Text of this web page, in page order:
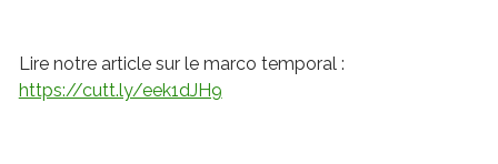
Lire notre article sur le marco temporal :
https://cutt.ly/eek1dJH9